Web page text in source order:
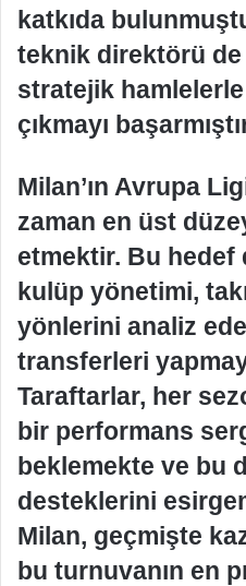
katkıda
teknik direktörü de
stratejik hamlelerle
çıkmayı
Milan’ın Avrupa
zaman en üst
etmektir. Bu
kulüp yönetimi,
yönlerini analiz
transferleri
Taraftarlar, her
bir performans
beklemekte ve bu
desteklerini
Milan, geçmişte
bu turnuvanın en